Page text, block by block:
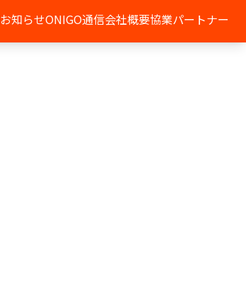
お知らせONIGO通信会社概要協業パートナー